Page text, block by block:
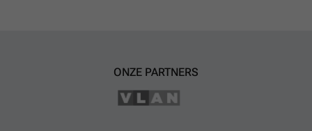
ONZE PARTNERS